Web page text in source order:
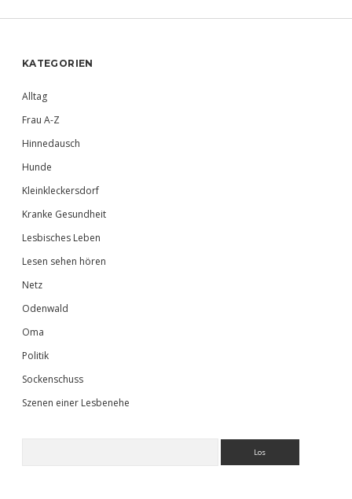
Sidebar
KATEGORIEN
Alltag
Frau A-Z
Hinnedausch
Hunde
Kleinkleckersdorf
Kranke Gesundheit
Lesbisches Leben
Lesen sehen hören
Netz
Odenwald
Oma
Politik
Sockenschuss
Szenen einer Lesbenehe